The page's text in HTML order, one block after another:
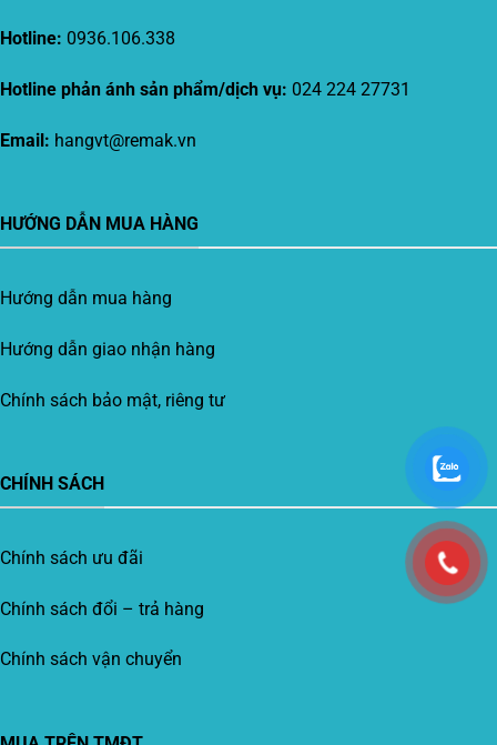
Hotline: 0936.106.338
Hotline phản ánh sản phẩm/dịch vụ: 024 224 27731
Email: hangvt@remak.vn
HƯỚNG DẪN MUA HÀNG
Hướng dẫn mua hàng
Hướng dẫn giao nhận hàng
Chính sách bảo mật, riêng tư
CHÍNH SÁCH
Chính sách ưu đãi
Chính sách đổi – trả hàng
Chính sách vận chuyển